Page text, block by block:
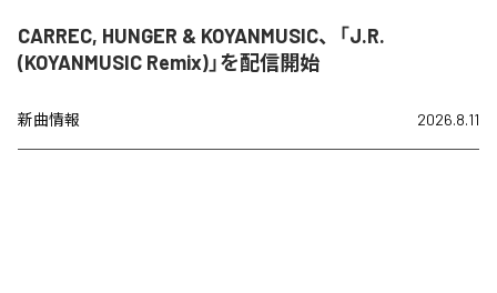
CARREC, HUNGER & KOYANMUSIC、「J.R.
(KOYANMUSIC Remix)」を配信開始
新曲情報 2026.8.11